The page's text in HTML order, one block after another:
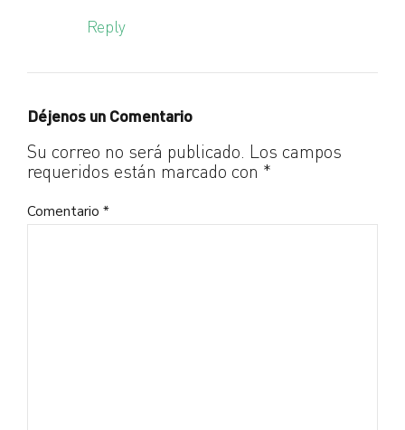
Reply
Déjenos un Comentario
Su correo no será publicado. Los campos
requeridos están marcado con *
Comentario *